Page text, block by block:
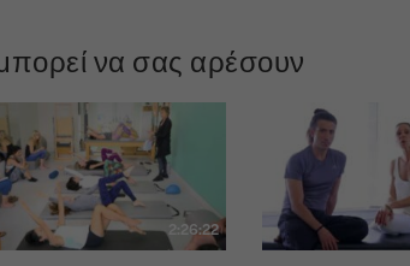
να σας αρέσουν
2:26:22